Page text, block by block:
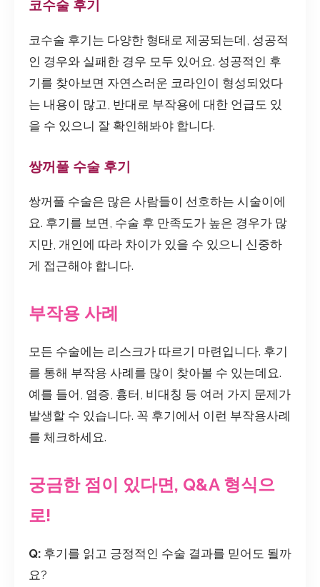
코수술 후기
코수술 후기는 다양한 형태로 제공되는데, 성공적
인 경우와 실패한 경우 모두 있어요. 성공적인 후
기를 찾아보면 자연스러운 코라인이 형성되었다
는 내용이 많고, 반대로 부작용에 대한 언급도 있
을 수 있으니 잘 확인해봐야 합니다.
쌍꺼풀 수술 후기
쌍꺼풀 수술은 많은 사람들이 선호하는 시술이에
요. 후기를 보면, 수술 후 만족도가 높은 경우가 많
지만, 개인에 따라 차이가 있을 수 있으니 신중하
게 접근해야 합니다.
부작용 사례
모든 수술에는 리스크가 따르기 마련입니다. 후기
를 통해 부작용 사례를 많이 찾아볼 수 있는데요.
예를 들어, 염증, 흉터, 비대칭 등 여러 가지 문제가
발생할 수 있습니다. 꼭 후기에서 이런 부작용사례
를 체크하세요.
궁금한 점이 있다면, Q&A 형식으
로!
Q: 후기를 읽고 긍정적인 수술 결과를 믿어도 될까
요?